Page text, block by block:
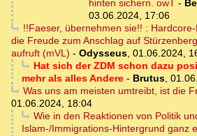
hinten sichern. owT -
03.06.2024, 17:06
!!Faeser, übernehmen sie!! :
die Freude zum Anschlag auf
aufruft (mVL) - Odysseus, 01.06.2024,
Hat sich der ZDM schon dazu
mehr als alles Andere - Brutus,
Was uns am meisten umtreibt, ist die
01.06.2024, 18:04
Wie in den Reaktionen von Politik
Islam-/Immigrations-Hintergrund ganz